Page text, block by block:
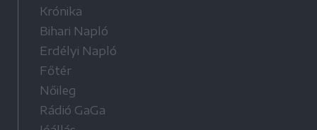
Krónika
Bihari Napló
Erdélyi Napló
Főtér
Nőileg
Rádió GaGa